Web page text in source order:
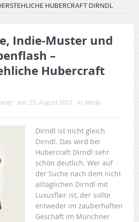
HUBERCRAFT DIRNDL
Indie-Muster und
–
Hubercraft
am: 23. August 2012 In: Mode
Dirndl ist nicht gleich
Dirndl. Das wird bei
Hubercraft Dirndl sehr
schön deutlich. Wer auf
der Suche nach dem nicht
alltäglichen Dirndl mit
Luxusflair ist, der sollte
entweder im zauberhaften
Geschäft im Münchner